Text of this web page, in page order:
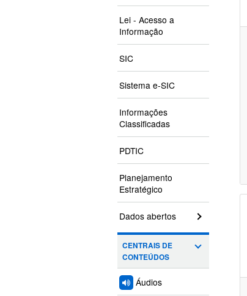
Lei - Acesso a
Informação
SIC
Sistema e-SIC
Informações
Classificadas
PDTIC
Planejamento
Estratégico
Dados abertos
CENTRAIS DE
CONTEÚDOS
Áudios